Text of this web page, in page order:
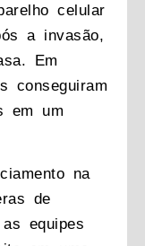
celular
a invasão,
Em
conseguiram
em um
na
de
equipes